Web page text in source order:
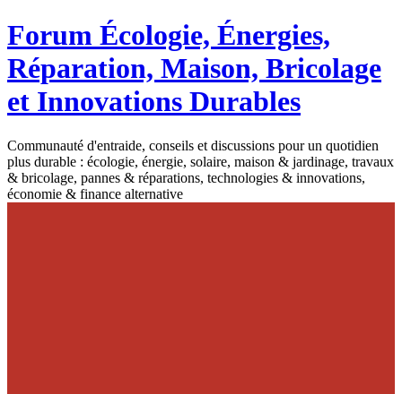
Forum Écologie, Énergies,
Réparation, Maison, Bricolage
et Innovations Durables
Communauté d'entraide, conseils et discussions pour un quotidien
plus durable : écologie, énergie, solaire, maison & jardinage, travaux
& bricolage, pannes & réparations, technologies & innovations,
économie & finance alternative